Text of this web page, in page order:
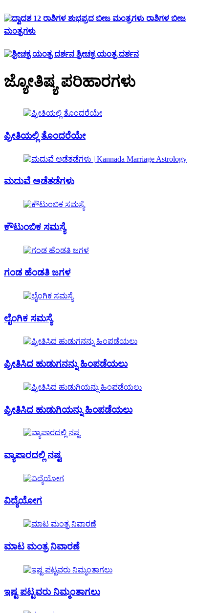
ರಾಶಿಗಳ ಬೀಜ
ಮಂತ್ರಗಳು
ಶ್ರೀಚಕ್ರ ಯಂತ್ರ ದರ್ಶನ
ಜ್ಯೋತಿಷ್ಯ ಪರಿಹಾರಗಳು
ಪ್ರೀತಿಯಲ್ಲಿ ತೊಂದರೆಯೇ
ಮದುವೆ ಅಡೆತಡೆಗಳು
ಕೌಟುಂಬಿಕ ಸಮಸ್ಯೆ
ಗಂಡ ಹೆಂಡತಿ ಜಗಳ
ಲೈಂಗಿಕ ಸಮಸ್ಯೆ
ಪ್ರೀತಿಸಿದ ಹುಡುಗನನ್ನು ಹಿಂಪಡೆಯಲು
ಪ್ರೀತಿಸಿದ ಹುಡುಗಿಯನ್ನು ಹಿಂಪಡೆಯಲು
ವ್ಯಾಪಾರದಲ್ಲಿ ನಷ್ಟ
ವಿದ್ಯೆಯೋಗ
ಮಾಟ ಮಂತ್ರ ನಿವಾರಣೆ
ಇಷ್ಟ ಪಟ್ಟವರು ನಿಮ್ಮಂತಾಗಲು